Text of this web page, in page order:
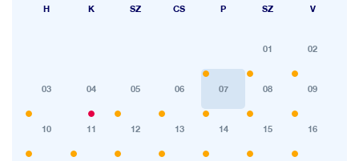
H K SZ CS P SZ V
01 02
03 04 05 06 07 08 09
10 11 12 13 14 15 16